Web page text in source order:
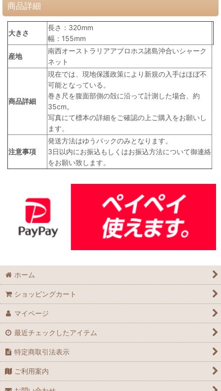
商品詳細
大きさ
長さ：320mm
幅：155mm
産地
南西オーストラリアアブロホス諸島沖合いシャーク
ネット
商品詳細
現在では、現地保護政策により新規の入手はほぼ不
可能となっている。
巻き尺を腹面部側の殻に沿って計測した場合、約
35cm。
写真にて標本の詳細をご確認の上ご購入をお願いし
ます。
注意事項
発送方法はゆうパックのみとなります。
3日以内にお振込もしくはお振込方法について御連絡
をお願い致します。
ホーム
ショッピングカート
マイページ
最近チェックしたアイテム
特定商取引法表示
ご利用案内